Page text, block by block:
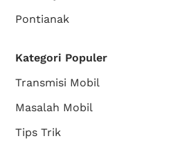
Pontianak
Kategori Populer
Transmisi Mobil
Masalah Mobil
Tips Trik